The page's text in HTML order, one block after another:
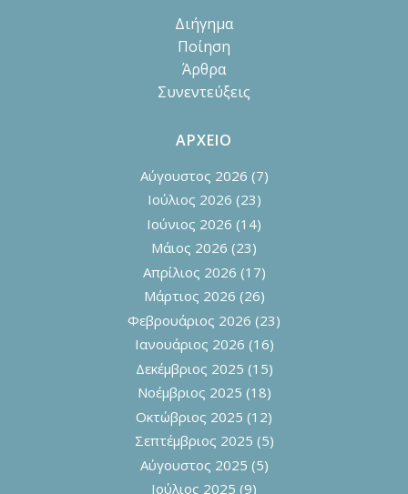
Διήγημα
Ποίηση
Άρθρα
Συνεντεύξεις
ΑΡΧΕΙΟ
Αύγουστος 2026 (7)
Ιούλιος 2026 (23)
Ιούνιος 2026 (14)
Μάιος 2026 (23)
Απρίλιος 2026 (17)
Μάρτιος 2026 (26)
Φεβρουάριος 2026 (23)
Ιανουάριος 2026 (16)
Δεκέμβριος 2025 (15)
Νοέμβριος 2025 (18)
Οκτώβριος 2025 (12)
Σεπτέμβριος 2025 (5)
Αύγουστος 2025 (5)
Ιούλιος 2025 (9)